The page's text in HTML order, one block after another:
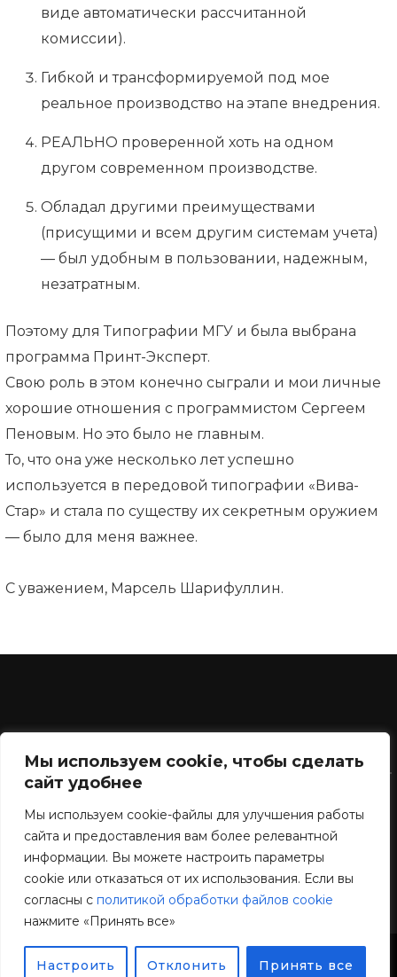
Мы используем cookie, чтобы сделать
сайт удобнее
Мы используем cookie-файлы для улучшения работы
сайта и предоставления вам более релевантной
информации. Вы можете настроить параметры
cookie или отказаться от их использования. Если вы
согласны с политикой обработки файлов cookie
нажмите «Принять все»
Настроить Отклонить Принять все
виде автоматически рассчитанной
комиссии).
Гибкой и трансформируемой под мое
реальное производство на этапе внедрения.
РЕАЛЬНО проверенной хоть на одном
другом современном производстве.
Обладал другими преимуществами
(присущими и всем другим системам учета)
— был удобным в пользовании, надежным,
незатратным.
Поэтому для Типографии МГУ и была выбрана
программа Принт-Эксперт.
Свою роль в этом конечно сыграли и мои личные
хорошие отношения с программистом Сергеем
Пеновым. Но это было не главным.
То, что она уже несколько лет успешно
используется в передовой типографии «Вива-
Стар» и стала по существу их секретным оружием
— было для меня важнее.
С уважением, Марсель Шарифуллин.
Контакты
admin@print-expert.net
Принт-Эксперт на youtube
Принт-Эксперт на facebook
@print-expert.net, 2006-2025